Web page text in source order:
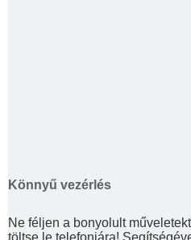
Könnyű vezérlés
Ne féljen a bonyolult